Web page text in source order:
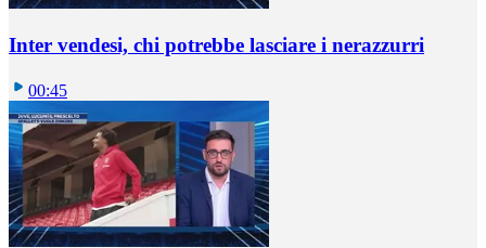
Inter vendesi, chi potrebbe lasciare i nerazzurri
00:45